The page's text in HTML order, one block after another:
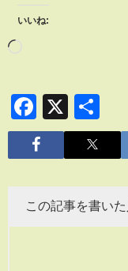
いいね:
X
有
この記事を書いた